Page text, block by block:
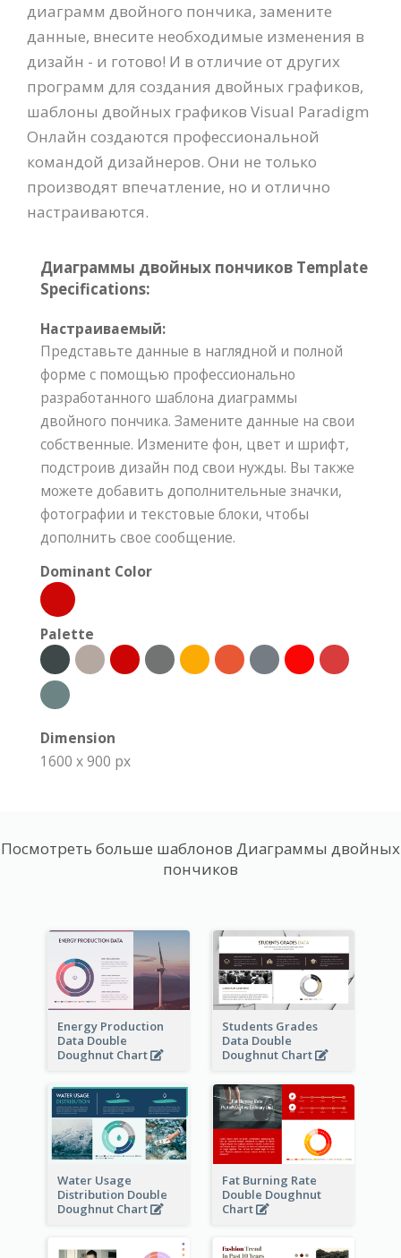
диаграмм двойного пончика, замените
данные, внесите необходимые изменения в
дизайн - и готово! И в отличие от других
программ для создания двойных графиков,
шаблоны двойных графиков Visual Paradigm
Онлайн создаются профессиональной
командой дизайнеров. Они не только
производят впечатление, но и отлично
настраиваются.
Диаграммы двойных пончиков Template
Specifications:
Настраиваемый:
Представьте данные в наглядной и полной
форме с помощью профессионально
разработанного шаблона диаграммы
двойного пончика. Замените данные на свои
собственные. Измените фон, цвет и шрифт,
подстроив дизайн под свои нужды. Вы также
можете добавить дополнительные значки,
фотографии и текстовые блоки, чтобы
дополнить свое сообщение.
Dominant Color
Palette
Dimension
1600 x 900 px
Посмотреть больше шаблонов Диаграммы двойных
пончиков
Energy Production
Data Double
Doughnut Chart
Students Grades
Data Double
Doughnut Chart
Water Usage
Distribution Double
Doughnut Chart
Fat Burning Rate
Double Doughnut
Chart